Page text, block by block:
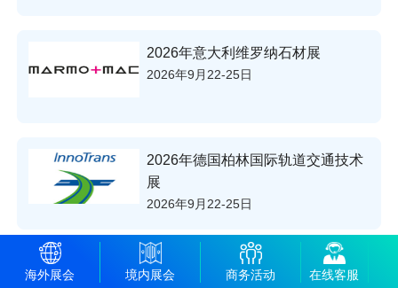
2026年意大利维罗纳石材展
2026年9月22-25日
2026年德国柏林国际轨道交通技术
展
2026年9月22-25日
2026年欧洲海獭自行车展
海外展会 境内展会 商务活动 在线客服